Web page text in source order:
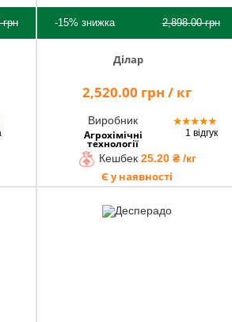
грн -15% знижка 2,898.00грн
Ділар
2,520.00 грн / кг
Виробник
Агрохімічні
технології
★★★★★
1 відгук
Кешбек 25.20 ₴ /кг
Є у наявності